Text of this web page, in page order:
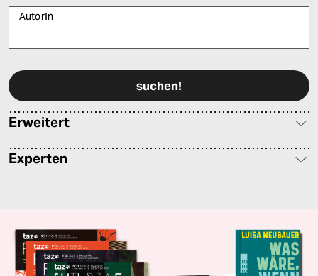
AutorIn
Erweitert
Experten